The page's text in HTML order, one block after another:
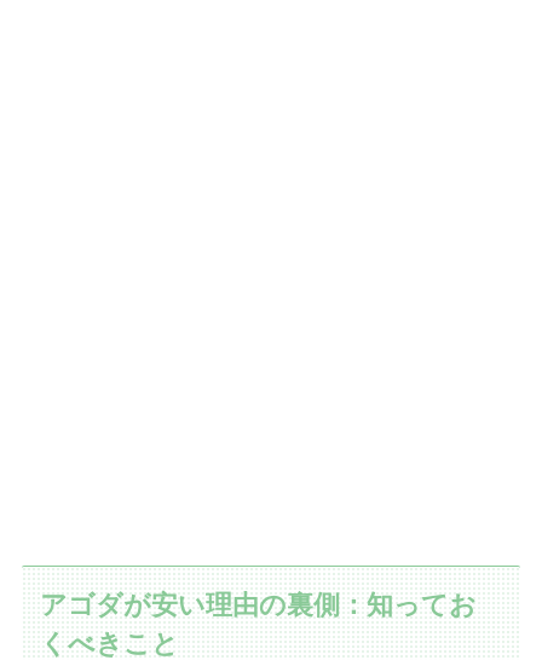
アゴダが安い理由の裏側：知ってお
くべきこと